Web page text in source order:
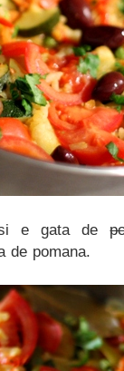
si e gata de
de pomana.